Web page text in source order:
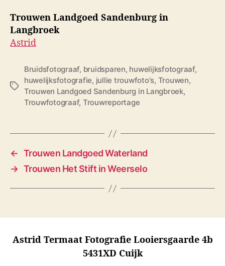
Trouwen Landgoed Sandenburg in
Langbroek
Astrid
T
Bruidsfotograaf, bruidsparen, huwelijksfotograaf,
huwelijksfotografie, jullie trouwfoto's, Trouwen,
Trouwen Landgoed Sandenburg in Langbroek,
Trouwfotograaf, Trouwreportage
← Trouwen Landgoed Waterland
→ Trouwen Het Stift in Weerselo
Astrid Termaat Fotografie Looiersgaarde 4b
5431XD Cuijk